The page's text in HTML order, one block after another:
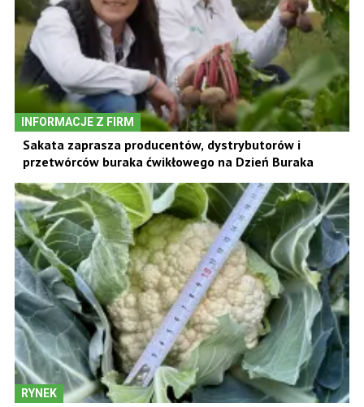
INFORMACJE Z FIRM
Sakata zaprasza producentów, dystrybutorów i
przetwórców buraka ćwikłowego na Dzień Buraka
RYNEK